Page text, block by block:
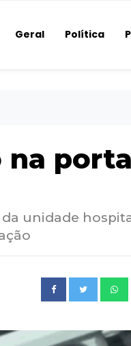
Geral Política
na
unidade